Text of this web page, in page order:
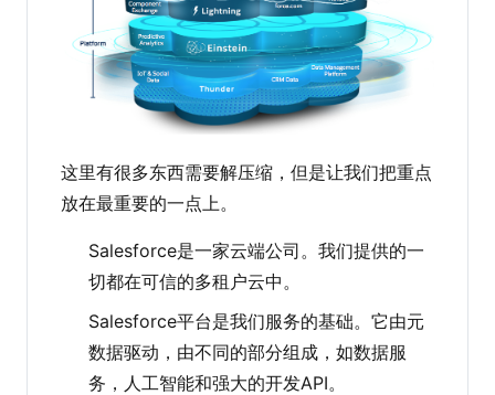
这里有很多东西需要解压缩，但是让我们把重点
放在最重要的一点上。
Salesforce是一家云端公司。我们提供的一
切都在可信的多租户云中。
Salesforce平台是我们服务的基础。它由元
数据驱动，由不同的部分组成，如数据服
务，人工智能和强大的开发API。